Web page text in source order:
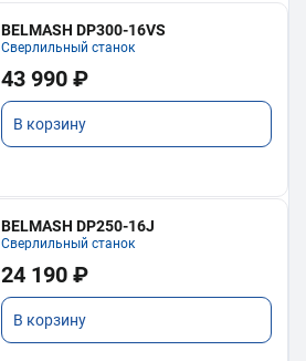
BELMASH DP300-16VS
Сверлильный станок
43 990 ₽
В корзину
BELMASH DP250-16J
Сверлильный станок
24 190 ₽
В корзину